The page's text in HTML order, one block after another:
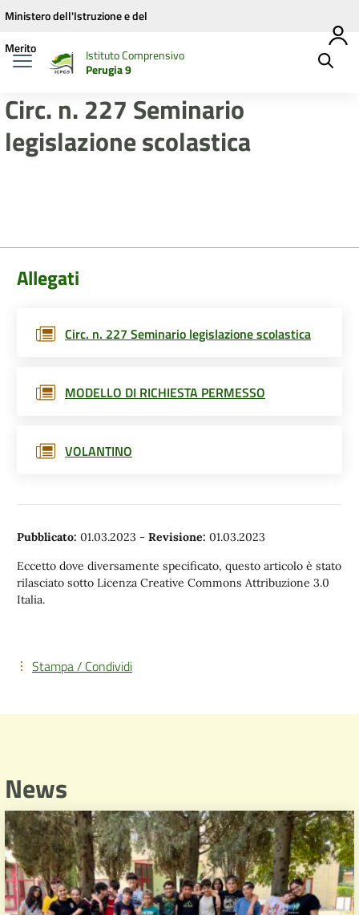
Vai ai contenuti
Vai al menu di navigazione
Vai al footer
Ministero dell'Istruzione e del
Merito
Istituto Comprensivo
Perugia 9
Circ. n. 227 Seminario
legislazione scolastica
Allegati
Circ. n. 227 Seminario legislazione scolastica
MODELLO DI RICHIESTA PERMESSO
VOLANTINO
Pubblicato: 01.03.2023 - Revisione: 01.03.2023
Eccetto dove diversamente specificato, questo articolo è stato
rilasciato sotto Licenza Creative Commons Attribuzione 3.0
Italia.
Stampa / Condividi
News